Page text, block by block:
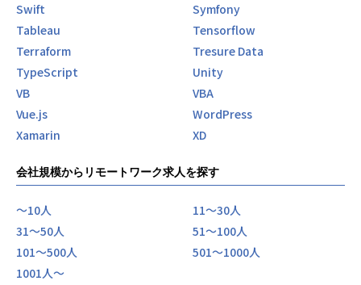
Swift
Symfony
Tableau
Tensorflow
Terraform
Tresure Data
TypeScript
Unity
VB
VBA
Vue.js
WordPress
Xamarin
XD
会社規模からリモートワーク求人を探す
〜10人
11〜30人
31〜50人
51〜100人
101〜500人
501〜1000人
1001人〜